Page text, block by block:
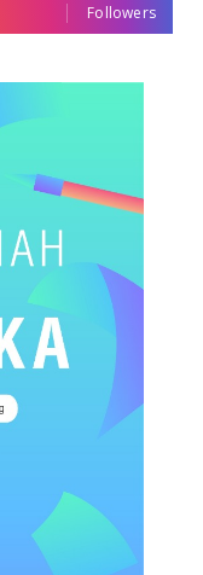
Followers